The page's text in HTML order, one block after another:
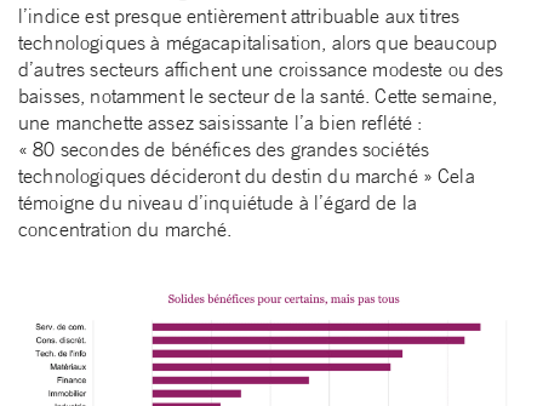
l’indice est presque entièrement attribuable aux titres
technologiques à mégacapitalisation, alors que beaucoup
d’autres secteurs affichent une croissance modeste ou des
baisses, notamment le secteur de la santé. Cette semaine,
une manchette assez saisissante l’a bien reflété :
« 80 secondes de bénéfices des grandes sociétés
technologiques décideront du destin du marché » Cela
témoigne du niveau d’inquiétude à l’égard de la
concentration du marché.